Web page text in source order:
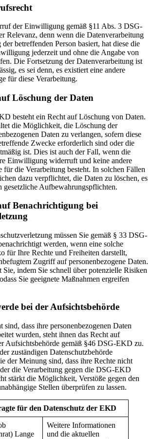
der Einwilligung gemäß §11 Abs. 3 DSG-
Relevanz, denn wenn die Datenverarbeitung
betreffenden Person basiert, hat diese die
jederzeit und ohne die Angabe von
Die Fortsetzung der Datenverarbeitung ist
es sei denn, es existiert eine andere
für diese Verarbeitung.
Löschung der Daten
besteht ein Recht auf Löschung von Daten.
die Möglichkeit, die Löschung der
Daten zu verlangen, sofern diese
Zwecke erforderlich sind oder die
ist. Dies ist auch der Fall, wenn die
Einwilligung widerruft und keine andere
für die Verarbeitung besteht. In solchen Fällen
dazu verpflichtet, die Daten zu löschen, es
gesetzliche Aufbewahrungspflichten.
Benachrichtigung bei
müssen Sie gemäß § 33 DSG-
werden, wenn eine solche
für Ihre Rechte und Freiheiten darstellt,
Zugriff auf personenbezogene Daten.
Sie, indem Sie schnell über potenzielle Risiken
Sie geeignete Maßnahmen ergreifen
bei der Aufsichtsbehörde
sind, dass ihre personenbezogenen Daten
wurden, steht ihnen das Recht auf
Aufsichtsbehörde gemäß §46 DSG-EKD zu.
zuständigen Datenschutzbehörde
der Meinung sind, dass ihre Rechte nicht
die Verarbeitung gegen die DSG-EKD
stärkt die Möglichkeit, Verstöße gegen den
Stellen überprüfen zu lassen.
für den Datenschutz der EKD
Lange
Weitere Informationen
und die aktuellen